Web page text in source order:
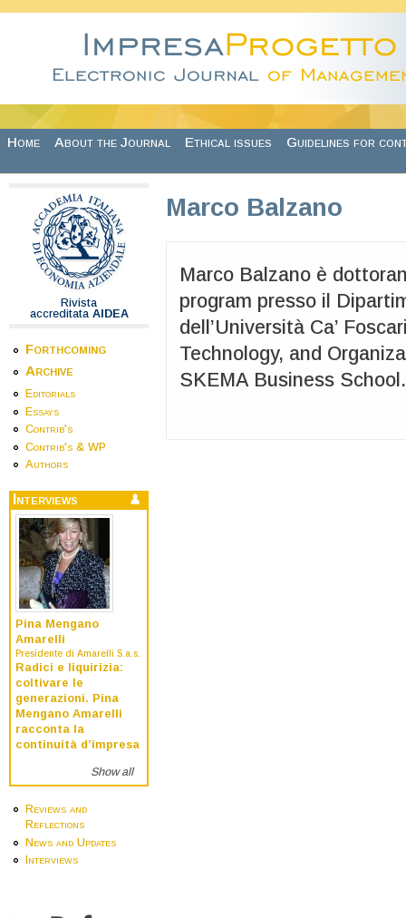
Home About the Journal Ethical issues Guidelines for
Rivista
accreditata AIDEA
Forthcoming
Archive
Editorials
Essays
Contrib's
Contrib's & WP
Authors
Interviews
Pina Mengano
Amarelli
Presidente di Amarelli S.a.s.
Radici e liquirizia:
coltivare le
generazioni. Pina
Mengano Amarelli
racconta la
continuità d’impresa
Show all
Reviews and
Reflections
News and Updates
Interviews
Marco Balzano
Marco Balzano è
program presso il
dell’Università Ca’
Technology, and
SKEMA Business School.